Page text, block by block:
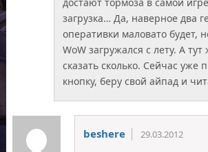
загрузка… Да, наверное два
оперативки маловато будет,
WoW загружался с лету. А
сказать сколько. Сейчас уже
кнопку, беру свой айпад и
beshere 29.03.2012